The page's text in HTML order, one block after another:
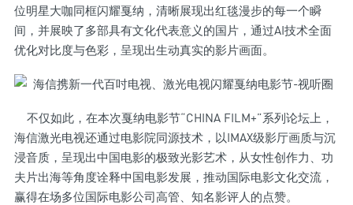
位明星大咖同框闪耀戛纳，清晰展现出红毯漫步的每一个瞬
间，并展映了多部具有文化代表意义的国片，通过AI技术全面
优化对比度与色彩，呈现出生动真实的影片画面。
不仅如此，在本次戛纳电影节“CHINA FILM+”系列论坛上，
海信激光电视还通过电影院同源技术，以IMAX级影厅画质与沉
浸音质，呈现出中国电影的极致光影艺术，从女性创作力、功
夫片出海等角度诠释中国电影发展，推动国际电影文化交流，
赢得在场多位国际电影公司高管、知名影评人的点赞。